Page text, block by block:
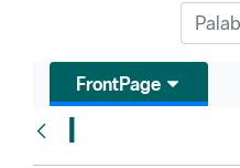
FrontPage
I